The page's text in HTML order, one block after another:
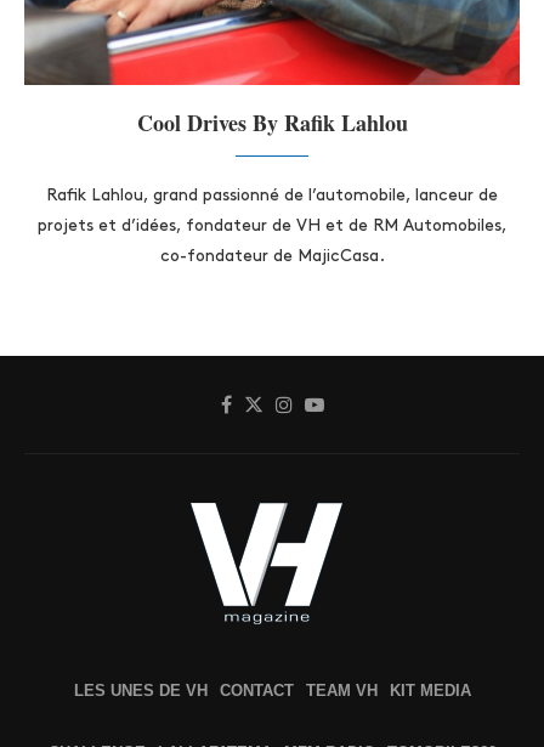
Cool Drives By Rafik Lahlou
Rafik Lahlou, grand passionné de l’automobile, lanceur de
projets et d’idées, fondateur de VH et de RM Automobiles,
co-fondateur de MajicCasa.
LES UNES DE VH CONTACT TEAM VH KIT MEDIA